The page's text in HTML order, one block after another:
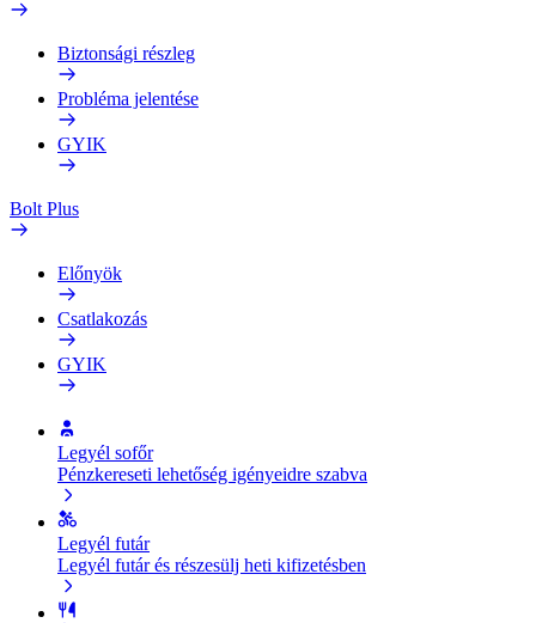
Biztonsági részleg
Probléma jelentése
GYIK
Bolt Plus
Előnyök
Csatlakozás
GYIK
Legyél sofőr
Pénzkereseti lehetőség igényeidre szabva
Legyél futár
Legyél futár és részesülj heti kifizetésben